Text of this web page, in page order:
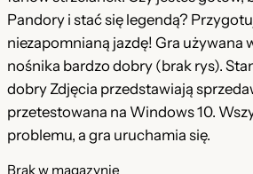
t
n
a
c
e
n
a
c
e
n
Pandory i stać się legendą?
niezapomnianą jazdę! Gra używana
nośnika bardzo dobry (brak rys).
dobry Zdjęcia przedstawiają
przetestowana na Windows 10.
problemu, a gra uruchamia się.
Brak w magazynie